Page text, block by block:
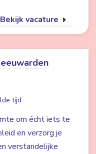
Bekijk vacature
tijd
om écht iets te
en verzorg je
verstandelijke